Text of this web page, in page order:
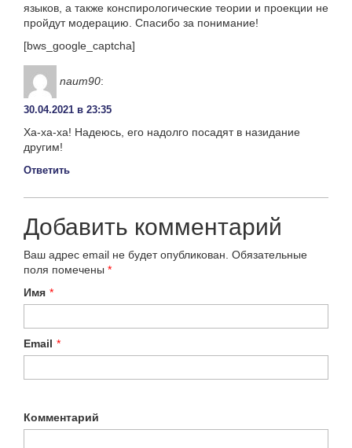
языков, а также конспирологические теории и проекции не
пройдут модерацию. Спасибо за понимание!
[bws_google_captcha]
naum90:
30.04.2021 в 23:35
Ха-ха-ха! Надеюсь, его надолго посадят в назидание
другим!
Ответить
Добавить комментарий
Ваш адрес email не будет опубликован. Обязательные
поля помечены *
Имя *
Email *
Комментарий